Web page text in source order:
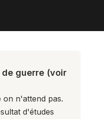
guerre (voir
on n'attend pas.
d'études